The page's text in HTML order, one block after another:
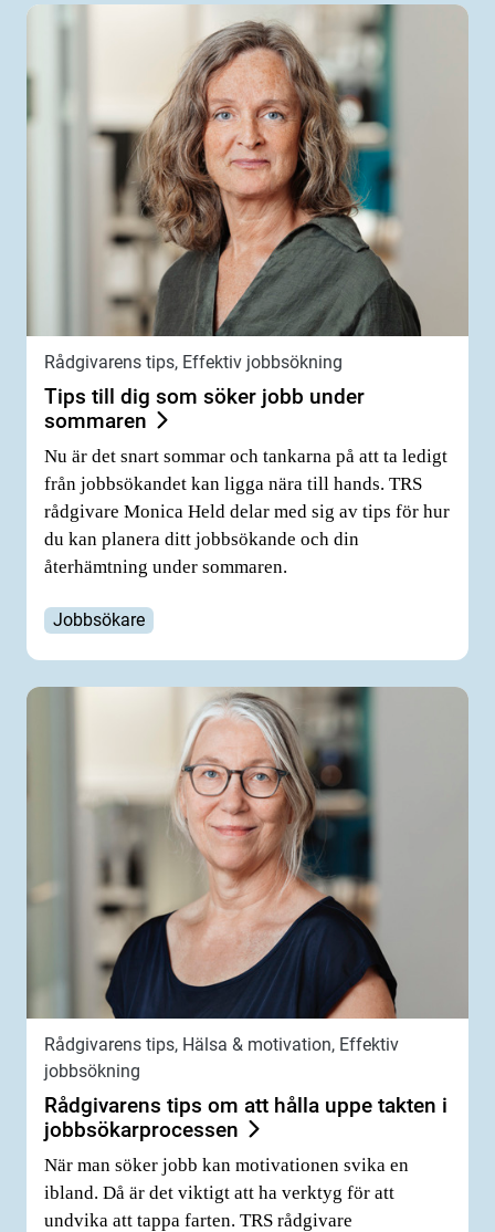
Rådgivarens tips, Effektiv jobbsökning
Tips till dig som söker jobb under
sommaren
Nu är det snart sommar och tankarna på att ta ledigt
från jobbsökandet kan ligga nära till hands. TRS
rådgivare Monica Held delar med sig av tips för hur
du kan planera ditt jobbsökande och din
återhämtning under sommaren.
Jobbsökare
Rådgivarens tips, Hälsa & motivation, Effektiv
jobbsökning
Rådgivarens tips om att hålla uppe takten i
jobbsökarprocessen
När man söker jobb kan motivationen svika en
ibland. Då är det viktigt att ha verktyg för att
undvika att tappa farten. TRS rådgivare